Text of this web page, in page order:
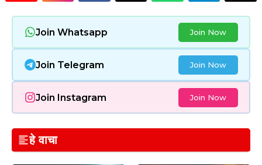
Join Whatsapp Join Now
Join Telegram Join Now
Join Instagram Join Now
हे वाचा